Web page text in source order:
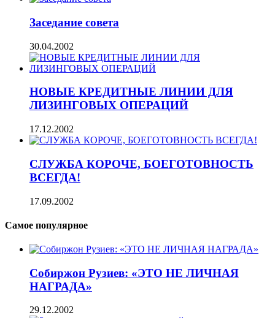
Заседание совета
30.04.2002
НОВЫЕ КРЕДИТНЫЕ ЛИНИИ ДЛЯ
ЛИЗИНГОВЫХ ОПЕРАЦИЙ
17.12.2002
СЛУЖБА КОРОЧЕ, БОЕГОТОВНОСТЬ
ВСЕГДА!
17.09.2002
Самое популярное
Собиржон Рузиев: «ЭТО НЕ ЛИЧНАЯ
НАГРАДА»
29.12.2002